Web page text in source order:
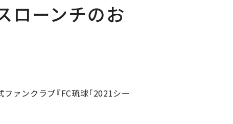
ローンチのお
ァンクラブ『FC琉球「2021シー